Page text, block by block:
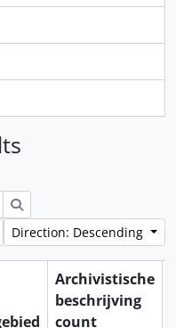
zoeken
Direction: Descending
Archivistische
beschrijving
count